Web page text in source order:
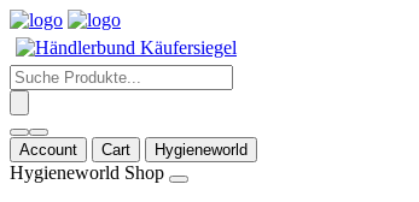
Products
search
Account Cart Hygieneworld
Hygieneworld Shop